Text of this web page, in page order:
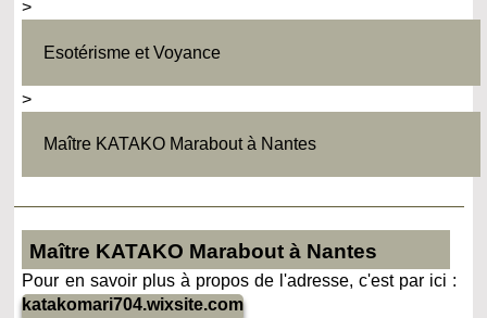
>
Esotérisme et Voyance
>
Maître KATAKO Marabout à Nantes
Maître KATAKO Marabout à Nantes
Pour en savoir plus à propos de l'adresse, c'est par ici :
katakomari704.wixsite.com